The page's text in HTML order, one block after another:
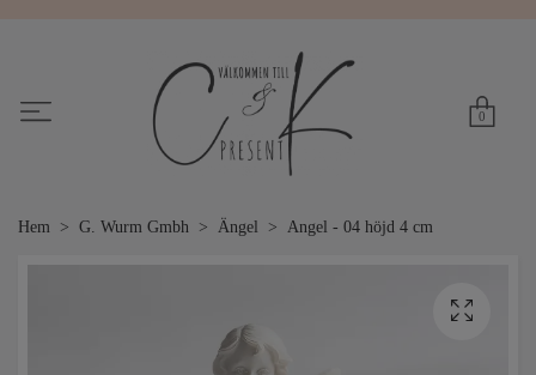
0
Hem G. Wurm Gmbh Ängel Angel - 04 höjd 4 cm